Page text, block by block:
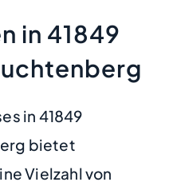
in 41849
in 41849
bietet
Vielzahl von